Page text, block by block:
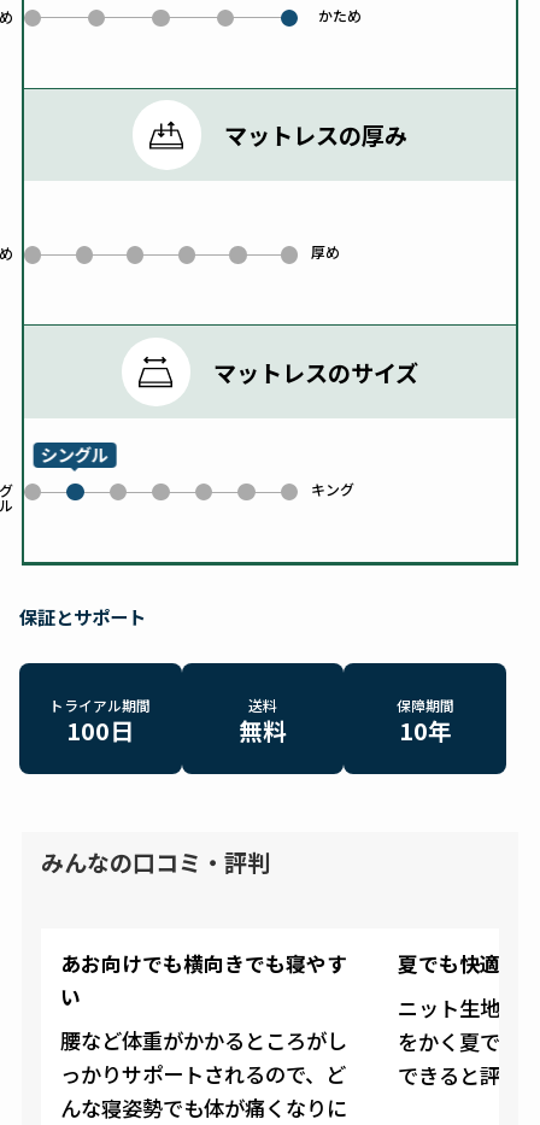
0 1 2 3 かため
4
マットレスの厚み
0 1 2 3 4 厚め
5
マットレスのサイズ
ル
0
1
シングル
2 3 4 5 キング
6
保証とサポート
トライアル期間
100日
送料
無料
保障期間
10年
みんなの口コミ・評判
あお向けでも横向きでも寝やす
い
腰など体重がかかるところがし
っかりサポートされるので、ど
んな寝姿勢でも体が痛くなりに
夏でも快適
ニット生地の
をかく夏でも
できると評価